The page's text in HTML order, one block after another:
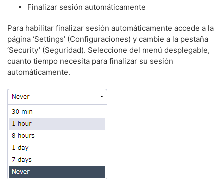
Finalizar sesión automáticamente
Para habilitar finalizar sesión automáticamente accede a la
página ‘Settings’ (Configuraciones) y cambie a la pestaña
‘Security’ (Seguridad). Seleccione del menú desplegable,
cuanto tiempo necesita para finalizar su sesión
automáticamente.